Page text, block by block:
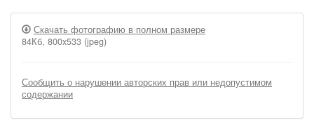
Скачать фотографию в полном размере
84Кб, 800x533 (jpeg)
Сообщить о нарушении авторских прав или недопустимом
содержании